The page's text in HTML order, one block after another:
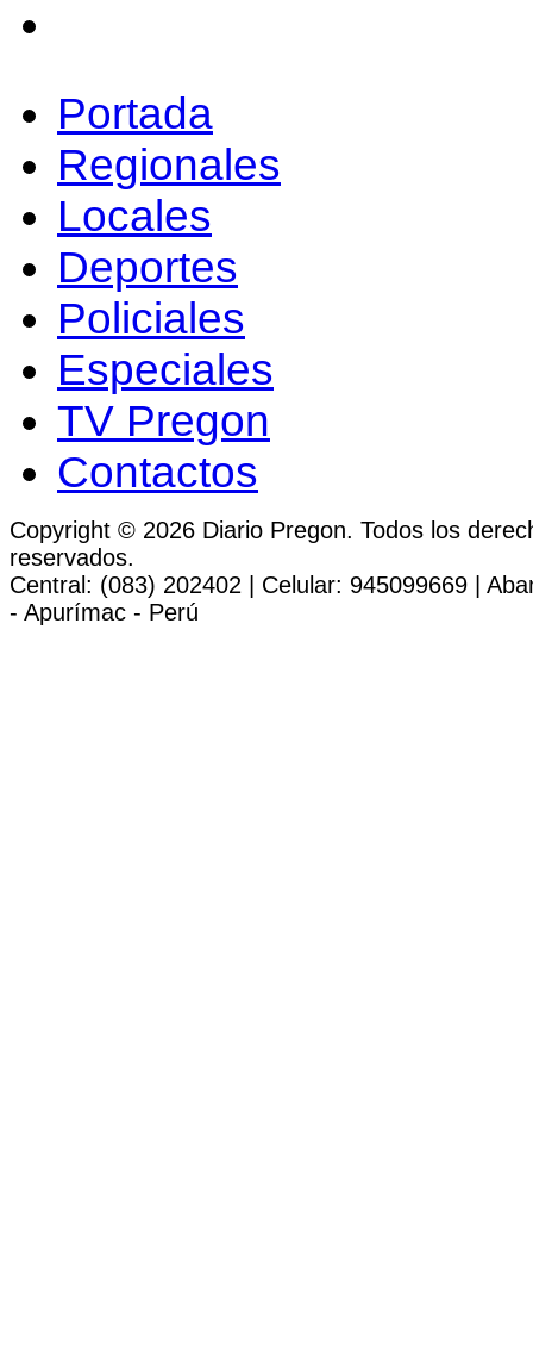
Portada
Regionales
Locales
Deportes
Policiales
Especiales
TV Pregon
Contactos
Copyright © 2026 Diario Pregon. Todos los
reservados.
Central: (083) 202402 | Celular: 945099669 |
- Apurímac - Perú